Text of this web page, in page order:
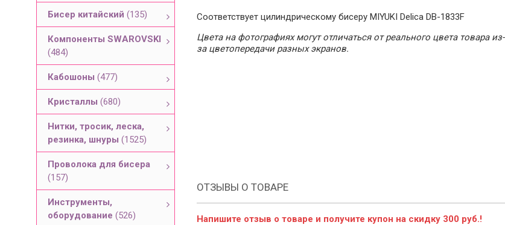
Бисер китайский (135)
Компоненты SWAROVSKI
(484)
Кабошоны (477)
Кристаллы (680)
Нитки, тросик, леска,
резинка, шнуры (1525)
Проволока для бисера
(157)
Инструменты,
оборудование (526)
Соответствует цилиндрическому бисеру MIYUKI Delica DB-1833F
Цвета на фотографиях могут отличаться от реального цвета товара из-
за цветопередачи разных экранов.
ОТЗЫВЫ О ТОВАРЕ
Напишите отзыв о товаре и получите купон на скидку 300 руб.!